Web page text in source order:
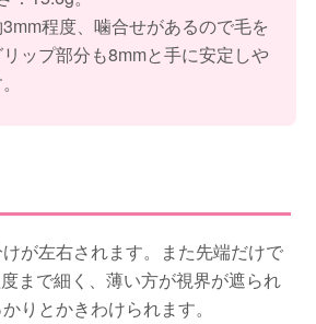
程度、噛合せがあるので毛を
ップ部分も8mmと手に安定しや
が左右されます。また先端だけで
まで細く、薄い方が視界が遮られ
りとかきわけられます。